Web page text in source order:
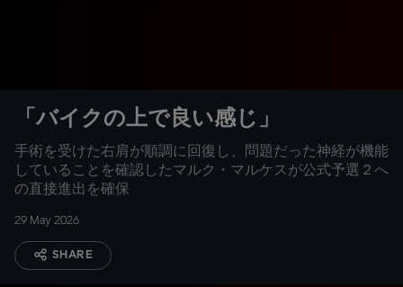
「バイクの上で良い感じ」
手術を受けた右肩が順調に回復し、問題だった神経が機能
していることを確認したマルク・マルケスが公式予選２へ
の直接進出を確保
29 May 2026
SHARE